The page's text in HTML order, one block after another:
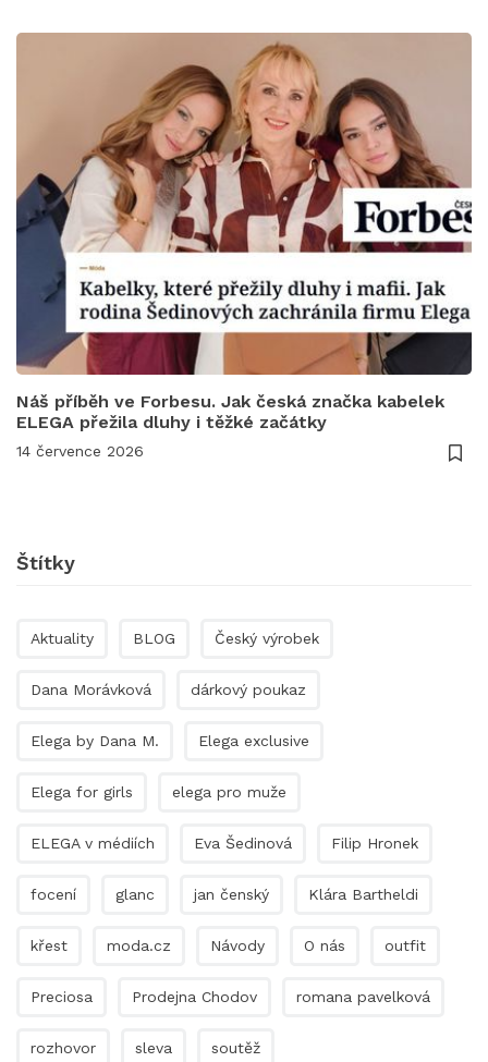
Náš příběh ve Forbesu. Jak česká značka kabelek
ELEGA přežila dluhy i těžké začátky
14 července 2026
Štítky
Aktuality BLOG Český výrobek
Dana Morávková dárkový poukaz
Elega by Dana M. Elega exclusive
Elega for girls elega pro muže
ELEGA v médiích Eva Šedinová Filip Hronek
focení glanc jan čenský Klára Bartheldi
křest moda.cz Návody O nás outfit
Preciosa Prodejna Chodov romana pavelková
rozhovor sleva soutěž